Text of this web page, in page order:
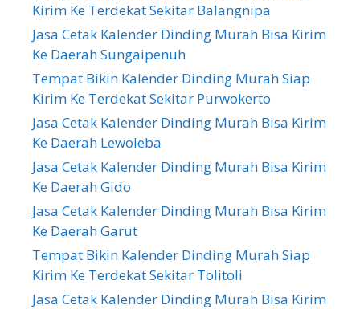
Kirim Ke Terdekat Sekitar Balangnipa
Jasa Cetak Kalender Dinding Murah Bisa Kirim
Ke Daerah Sungaipenuh
Tempat Bikin Kalender Dinding Murah Siap
Kirim Ke Terdekat Sekitar Purwokerto
Jasa Cetak Kalender Dinding Murah Bisa Kirim
Ke Daerah Lewoleba
Jasa Cetak Kalender Dinding Murah Bisa Kirim
Ke Daerah Gido
Jasa Cetak Kalender Dinding Murah Bisa Kirim
Ke Daerah Garut
Tempat Bikin Kalender Dinding Murah Siap
Kirim Ke Terdekat Sekitar Tolitoli
Jasa Cetak Kalender Dinding Murah Bisa Kirim